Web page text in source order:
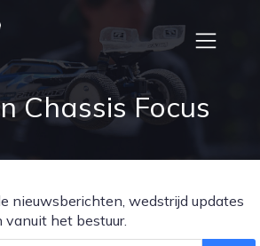
Chassis Focus
nieuwsberichten, wedstrijd updates
het bestuur.